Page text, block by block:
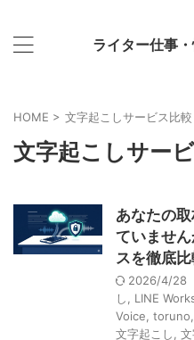
ライター仕事
HOME > 文字起こしサービス比較
文字起こしサー
あなたの
ていませ
スを徹底
2026/4/28
し
LINE
Voice toruno
文字起こし